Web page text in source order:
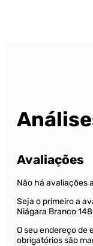
Avaliações
Não há avaliações
Seja o primeiro a
Niágara Branco
O seu endereço de
obrigatórios são